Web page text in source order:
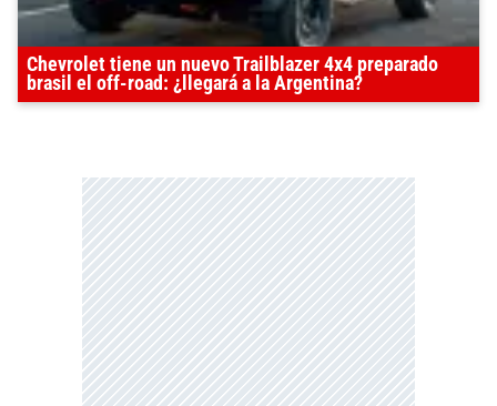
Chevrolet tiene un nuevo Trailblazer 4x4 preparado
brasil el off-road: ¿llegará a la Argentina?